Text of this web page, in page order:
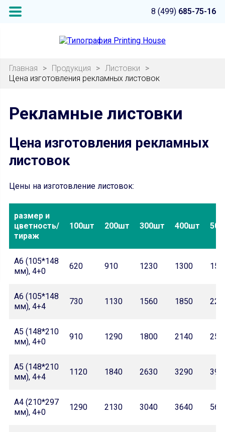
8 (499) 685-75-16
Главная > Продукция > Листовки
>
Цена изготовления рекламных листовок
Рекламные листовки
Цена изготовления рекламных
листовок
Цены на изготовление листовок:
размер и
цветность/
тираж
100шт 200шт 300шт 400шт
А6 (105*148
мм), 4+0
620 910 1230 1300
А6 (105*148
мм), 4+4
730 1130 1560 1850
А5 (148*210
мм), 4+0
910 1290 1800 2140
А5 (148*210
мм), 4+4
1120 1840 2630 3290
А4 (210*297
мм), 4+0
1290 2130 3040 3640